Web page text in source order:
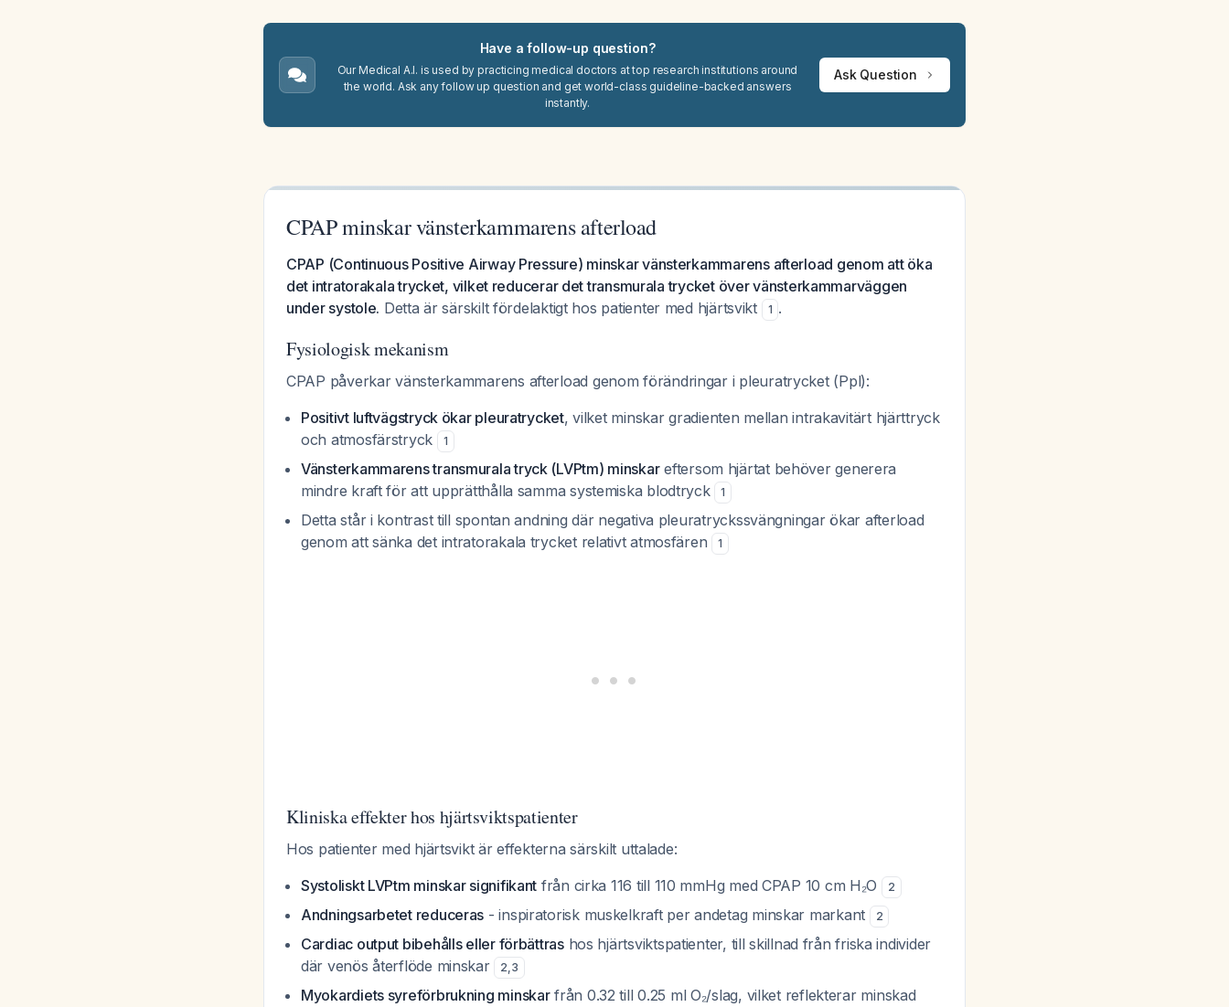
Have a follow-up question?
Our Medical A.I. is used by practicing medical doctors at top research institutions around
the world. Ask any follow up question and get world-class guideline-backed answers
instantly.
Ask Question
CPAP minskar vänsterkammarens afterload
CPAP (Continuous Positive Airway Pressure) minskar vänsterkammarens afterload genom att öka
det intratorakala trycket, vilket reducerar det transmurala trycket över vänsterkammarväggen
under systole. Detta är särskilt fördelaktigt hos patienter med hjärtsvikt 1 .
Fysiologisk mekanism
CPAP påverkar vänsterkammarens afterload genom förändringar i pleuratrycket (Ppl):
Positivt luftvägstryck ökar pleuratrycket, vilket minskar gradienten mellan intrakavitärt hjärttryck
och atmosfärstryck
1
Vänsterkammarens transmurala tryck (LVPtm) minskareftersom hjärtat behöver generera
mindre kraft för att upprätthålla samma systemiska blodtryck
1
Detta står i kontrast till spontan andning där negativa pleuratryckssvängningarökar afterload
genom att sänka det intratorakala trycket relativt atmosfären
1
Kliniska effekter hos hjärtsviktspatienter
Hos patienter med hjärtsvikt är effekterna särskilt uttalade:
Systoliskt LVPtm minskar signifikant från cirka 116 till 110 mmHg med CPAP 10 cm H₂O 2
Andningsarbetet reduceras - inspiratorisk muskelkraft per andetag minskar markant 2
Cardiac output bibehålls eller förbättrashos hjärtsviktspatienter, till skillnad från friska individer
där venös återflöde minskar
2,3
Myokardiets syreförbrukning minskarfrån 0.32 till 0.25 ml O₂/slag, vilket reflekterar minskad